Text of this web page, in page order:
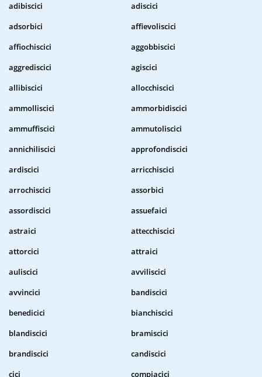
adibiscici
adiscici
adsorbici
affievoliscici
affiochiscici
aggobbiscici
aggrediscici
agiscici
allibiscici
allocchiscici
ammolliscici
ammorbidiscici
ammuffiscici
ammutoliscici
annichiliscici
approfondiscici
ardiscici
arricchiscici
arrochiscici
assorbici
assordiscici
assuefaici
astraici
attecchiscici
attorcici
attraici
auliscici
avviliscici
avvincici
bandiscici
benedicici
bianchiscici
blandiscici
bramiscici
brandiscici
candiscici
cici
compiacici